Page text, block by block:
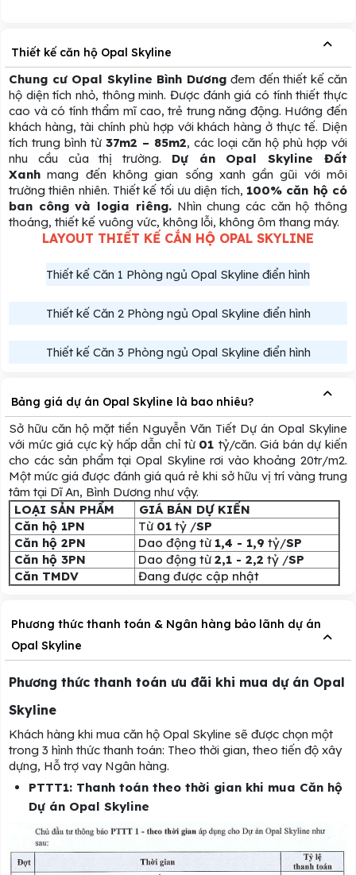
Thiết kế căn hộ Opal Skyline
Chung cư Opal Skyline Bình Dương đem đến thiết kế căn
hộ diện tích nhỏ, thông minh. Được đánh giá có tính thiết thực
cao và có tính thẩm mĩ cao, trẻ trung năng động. Hướng đến
khách hàng, tài chính phù hợp với khách hàng ở thực tế. Diện
tích trung bình từ 37m2 – 85m2, các loại căn hộ phù hợp với
nhu cầu của thị trường. Dự án Opal Skyline Đất
Xanh mang đến không gian sống xanh gần gũi với môi
trường thiên nhiên. Thiết kế tối ưu diện tích, 100% căn hộ có
ban công và logia riêng.Nhìn chung các căn hộ thông
thoáng, thiết kế vuông vức, không lỗi, không ôm thang máy.
LAYOUT THIẾT KẾ CẮN HỘ OPAL SKYLINE
Thiết kế Căn 1 Phòng ngủ Opal Skyline điển hình
Thiết kế Căn 2 Phòng ngủ Opal Skyline điển hình
Thiết kế Căn 3 Phòng ngủ Opal Skyline điển hình
Bảng giá dự án Opal Skyline là bao nhiêu?
Sở hữu căn hộ mặt tiền Nguyễn Văn Tiết Dự án Opal Skyline
với mức giá cực kỳ hấp dẫn chỉ từ 01 tỷ/căn. Giá bán dự kiến
cho các sản phẩm tại Opal Skyline rơi vào khoảng 20tr/m2.
Một mức giá được đánh giá quá rẻ khi sở hữu vị trí vàng trung
tâm tại Dĩ An, Bình Dương như vậy.
LOẠI SẢN PHẨM
GIÁ BÁN DỰ KIẾN
Căn hộ 1PN
Từ 01 tỷ /SP
Căn hộ 2PN
Dao động từ 1,4 - 1,9 tỷ/SP
Căn hộ 3PN
Dao động từ 2,1 - 2,2 tỷ /SP
Căn TMDV
Đang được cập nhật
Phương thức thanh toán & Ngân hàng bảo lãnh dự án
Opal Skyline
Phương thức thanh toán ưu đãi khi mua dự án Opal
Skyline
Khách hàng khi mua căn hộ Opal Skyline sẽ được chọn một
trong 3 hình thức thanh toán: Theo thời gian, theo tiến độ xây
dựng, Hỗ trợ vay Ngân hàng.
PTTT1: Thanh toán theo thời gian khi mua Căn hộ
Dự án Opal Skyline